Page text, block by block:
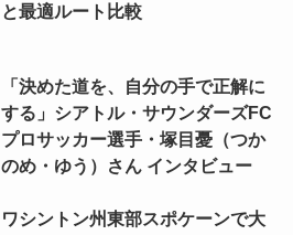
と最適ルート比較
「決めた道を、自分の手で正解に
する」シアトル・サウンダーズFC
プロサッカー選手・塚目憂（つか
のめ・ゆう）さん インタビュー
ワシントン州東部スポケーンで大